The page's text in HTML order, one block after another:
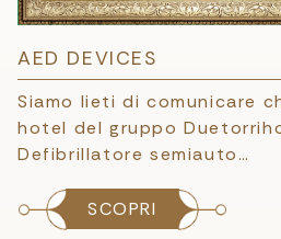
AED DEVICES
Siamo lieti di comunicare
hotel del gruppo
Defibrillatore semiauto…
SCOPRI